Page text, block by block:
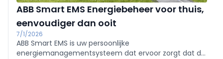
ABB Smart EMS Energiebeheer voor thuis,
eenvoudiger dan ooit
7/1/2026
ABB Smart EMS is uw persoonlijke
energiemanagementsysteem dat ervoor zorgt dat de